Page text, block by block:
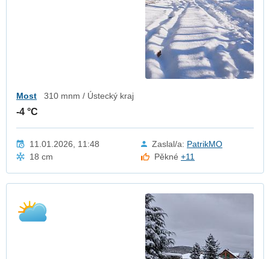
Most 310 mnm / Ústecký kraj
-4 °C
11.01.2026, 11:48 Zaslal/a: PatrikMO
18 cm
Pěkné+11